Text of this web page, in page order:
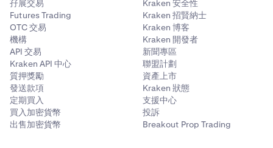
限價單
將在市場達到您的限價時，以您設定的價格或更
優價格執行。它們可能會根據執行時間而產生
吃單費
。如果已存在匹配訂單並立即執行，則將收取吃
單費。
在市價單和限價單表格上，您都可以隔離您的訂單/倉
位保證金，這讓您可以選擇最大槓桿，從而決定您將在
該倉位上承擔的資金風險。您可以在此處 了解更多關於
市價單旨在立即執行，因為它將與我們訂單簿上已有的
相反限價單匹配。市價單將始終產生略高的費用，稱為
吃單費（在您的 30 天交易量旁邊的第二個百分比）。
使用市價單，您只能輸入您想買入或賣出的數量，而不
能輸入價格。
限價單將在市場達到您的限價時，以您設定的價格或更
優價格執行。它們可能會根據執行時間而產生掛單費或
吃單費。如果已存在匹配訂單並立即執行，則將收取吃
單費。
孖展交易
Futures Trading
OTC 交易
機構
API 交易
Kraken API 中心
質押獎勵
發送款項
定期買入
買入加密貨幣
出售加密貨幣
Kraken 安全性
Kraken 招賢納士
Kraken 博客
Kraken 開發者
新聞專區
聯盟計劃
資產上市
Kraken 狀態
支援中心
投訴
Breakout Prop Trading